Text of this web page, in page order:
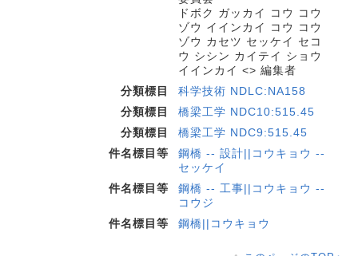
ドボク ガッカイ コウ コウ
ゾウ イインカイ コウ コウ
ゾウ カセツ セッケイ セコ
ウ シシン カイテイ ショウ
イインカイ <> 編集者
分類標目
科学技術 NDLC:NA158
分類標目
橋梁工学 NDC10:515.45
分類標目
橋梁工学 NDC9:515.45
件名標目等
鋼橋 -- 設計||コウキョウ --
セッケイ
件名標目等
鋼橋 -- 工事||コウキョウ --
コウジ
件名標目等
鋼橋||コウキョウ